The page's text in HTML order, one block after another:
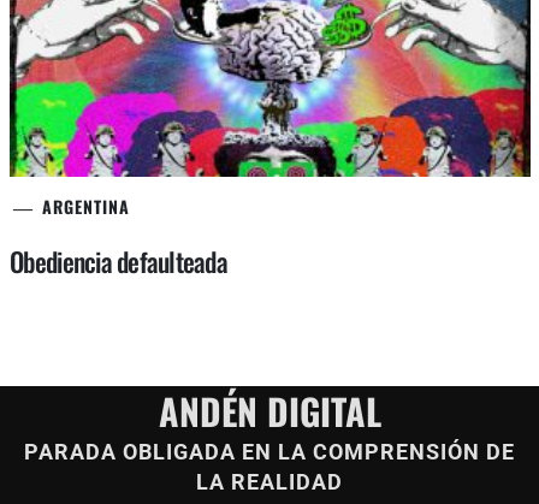
ARGENTINA
Obediencia defaulteada
ANDÉN DIGITAL
PARADA OBLIGADA EN LA COMPRENSIÓN DE
LA REALIDAD